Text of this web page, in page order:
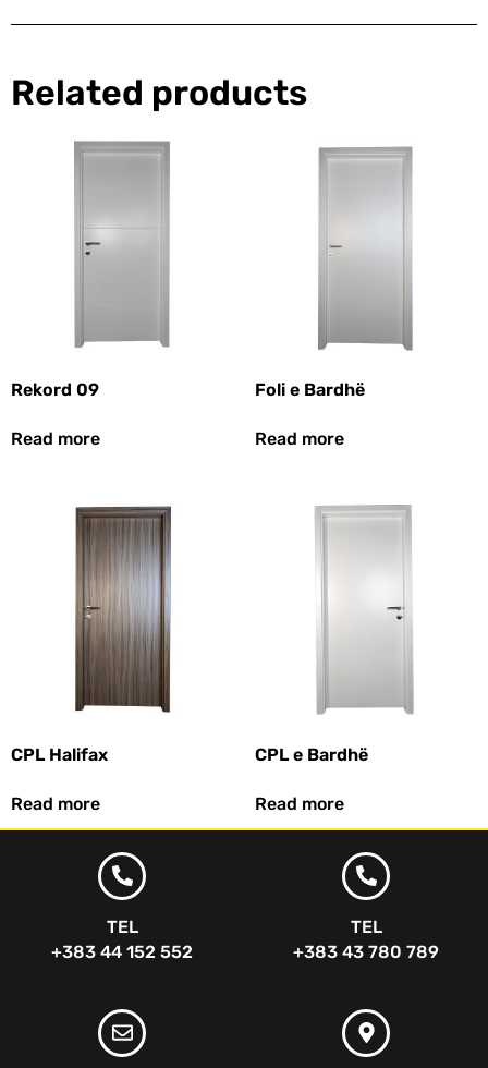
Related products
Rekord 09
Read more
Foli e Bardhë
Read more
CPL Halifax
Read more
CPL e Bardhë
Read more
TEL
+383 44 152 552
TEL
+383 43 780 789